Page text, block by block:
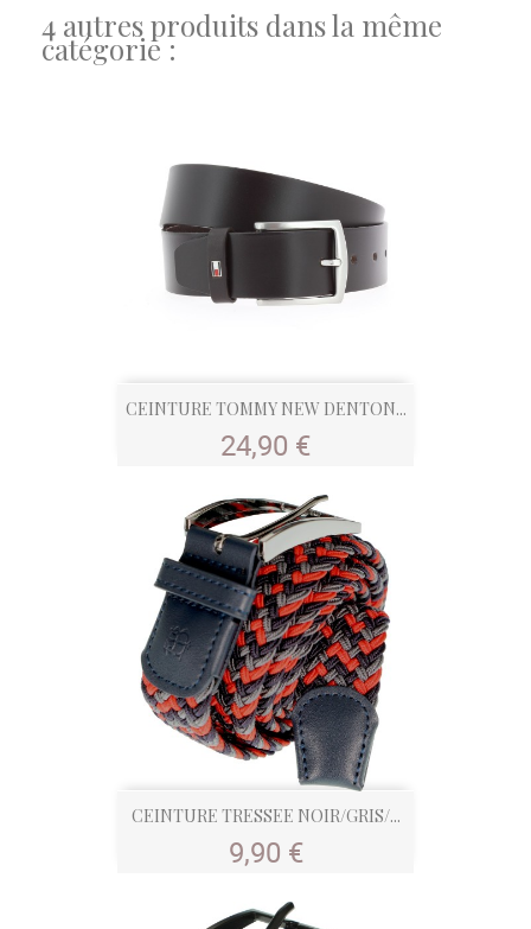
4 autres produits dans la même
catégorie :
CEINTURE TOMMY NEW DENTON...
Prix
24,90 €
CEINTURE TRESSEE NOIR/GRIS/...
Prix
9,90 €